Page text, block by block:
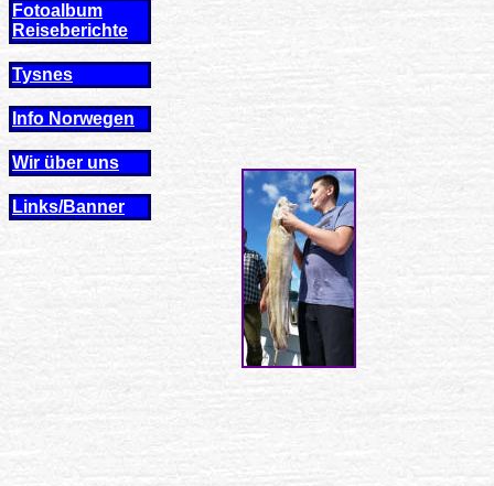
Fotoalbum
Reiseberichte
Tysnes
Info Norwegen
Wir über uns
Links/Banner